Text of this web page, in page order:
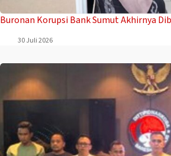
Buronan Korupsi Bank Sumut Akhirnya
30 Juli 2026